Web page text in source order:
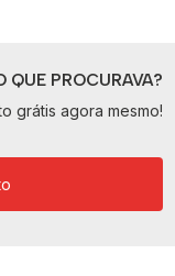
QUE PROCURAVA?
grátis agora mesmo!